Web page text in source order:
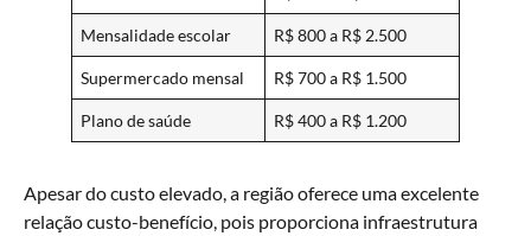
Mensalidade escolar R$ 800 a R$ 2.500
Supermercado mensal R$ 700 a R$ 1.500
Plano de saúde R$ 400 a R$ 1.200
Apesar do custo elevado, a região oferece uma excelente
relação custo-benefício, pois proporciona infraestrutura